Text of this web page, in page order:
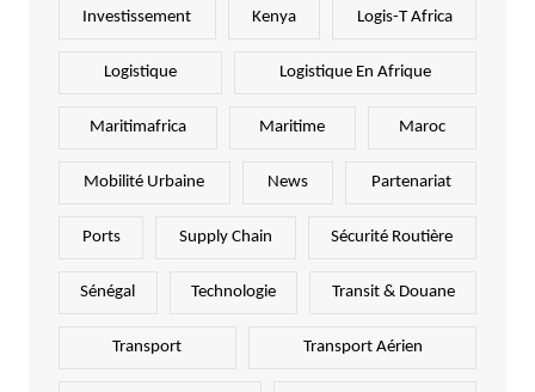
Investissement Kenya Logis-T Africa
Logistique Logistique En Afrique
Maritimafrica Maritime Maroc
Mobilité Urbaine News Partenariat
Ports Supply Chain Sécurité Routière
Sénégal Technologie Transit & Douane
Transport Transport Aérien